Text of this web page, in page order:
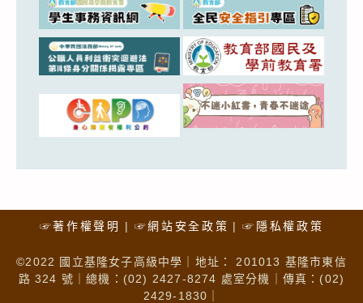
☞著作權聲明 ☞網站安全政策 ☞隱私權政策
©2022 國立基隆女子高級中學｜地址： 201013 基隆市東信
路 324 號｜總機：(02) 2427-8274 處室分機｜傳真：(02)
2429-1830｜